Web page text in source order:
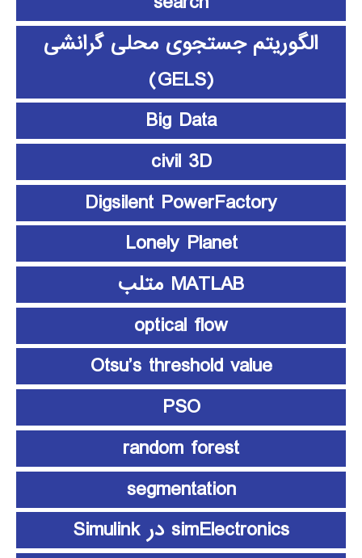
الگوریتم جستجوی محلی گرانشی
(GELS)
Big Data
civil 3D
Digsilent PowerFactory
Lonely Planet
MATLAB متلب
optical flow
Otsu’s threshold value
PSO
random forest
segmentation
simElectronics در Simulink